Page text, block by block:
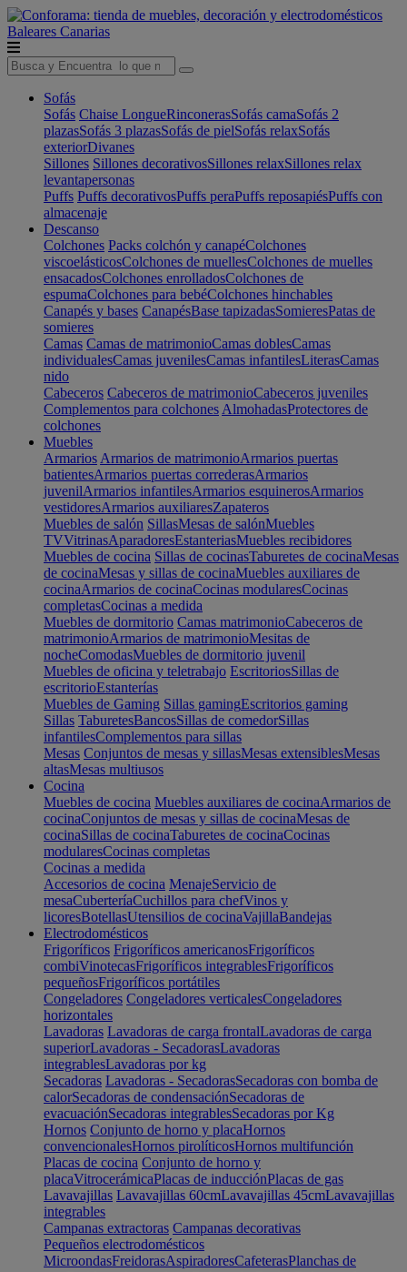
Baleares Canarias
Sofás
Sofás Chaise LongueRinconerasSofás camaSofás 2
plazasSofás 3 plazasSofás de pielSofás relaxSofás
exteriorDivanes
Sillones Sillones decorativosSillones relaxSillones relax
levantapersonas
Puffs Puffs decorativosPuffs peraPuffs reposapiésPuffs con
almacenaje
Descanso
Colchones Packs colchón y canapéColchones
viscoelásticosColchones de muellesColchones de muelles
ensacadosColchones enrolladosColchones de
espumaColchones para bebéColchones hinchables
Canapés y bases CanapésBase tapizadasSomieresPatas de
somieres
Camas Camas de matrimonioCamas doblesCamas
individualesCamas juvenilesCamas infantilesLiterasCamas
nido
Cabeceros Cabeceros de matrimonioCabeceros juveniles
Complementos para colchones AlmohadasProtectores de
colchones
Muebles
Armarios Armarios de matrimonioArmarios puertas
batientesArmarios puertas correderasArmarios
juvenilArmarios infantilesArmarios esquinerosArmarios
vestidoresArmarios auxiliaresZapateros
Muebles de salón SillasMesas de salónMuebles
TVVitrinasAparadoresEstanteriasMuebles recibidores
Muebles de cocina Sillas de cocinasTaburetes de cocinaMesas
de cocinaMesas y sillas de cocinaMuebles auxiliares de
cocinaArmarios de cocinaCocinas modularesCocinas
completasCocinas a medida
Muebles de dormitorio Camas matrimonioCabeceros de
matrimonioArmarios de matrimonioMesitas de
nocheComodasMuebles de dormitorio juvenil
Muebles de oficina y teletrabajo EscritoriosSillas de
escritorioEstanterías
Muebles de Gaming Sillas gamingEscritorios gaming
Sillas TaburetesBancosSillas de comedorSillas
infantilesComplementos para sillas
Mesas Conjuntos de mesas y sillasMesas extensiblesMesas
altasMesas multiusos
Cocina
Muebles de cocina Muebles auxiliares de cocinaArmarios de
cocinaConjuntos de mesas y sillas de cocinaMesas de
cocinaSillas de cocinaTaburetes de cocinaCocinas
modularesCocinas completas
Cocinas a medida
Accesorios de cocina MenajeServicio de
mesaCuberteríaCuchillos para chefVinos y
licoresBotellasUtensilios de cocinaVajillaBandejas
Electrodomésticos
Frigoríficos Frigoríficos americanosFrigoríficos
combiVinotecasFrigoríficos integrablesFrigoríficos
pequeñosFrigoríficos portátiles
Congeladores Congeladores verticalesCongeladores
horizontales
Lavadoras Lavadoras de carga frontalLavadoras de carga
superiorLavadoras - SecadorasLavadoras
integrablesLavadoras por kg
Secadoras Lavadoras - SecadorasSecadoras con bomba de
calorSecadoras de condensaciónSecadoras de
evacuaciónSecadoras integrablesSecadoras por Kg
Hornos Conjunto de horno y placaHornos
convencionalesHornos pirolíticosHornos multifunción
Placas de cocina Conjunto de horno y
placaVitrocerámicaPlacas de inducciónPlacas de gas
Lavavajillas Lavavajillas 60cmLavavajillas 45cmLavavajillas
integrables
Campanas extractoras Campanas decorativas
Pequeños electrodomésticos
MicroondasFreidorasAspiradoresCafeterasPlanchas de